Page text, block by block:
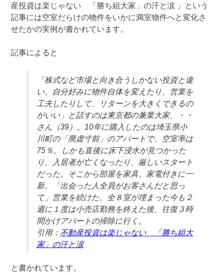
産投資は楽じゃない 「勝ち組大家」の汗と涙 」という
記事には空室だらけの物件をいかに満室物件へと変化さ
せたかの実例が書かれています。
記事によると
「株式など市場と向き合うしかない投資と違
い、自分好みに物件自体を変えたり、営業を
工夫したりして、リターンを大きくできるの
がいい」と話すのは東京都の兼業大家、・・
さん（39）。10年に購入したのは埼玉県小
川町の「廃虚寸前」のアパートで、空室率は
75％。しかも直後に床下浸水が見つかった
り、入居者が亡くなったり、厳しいスタート
だった。そこから部屋を家具、家電付きに一
新。「出会った人全員がお客さんだと思っ
て」営業を続けた。全８室が埋まった今も２
週に１度は小売店勤務を終えた後、往復３時
間かけアパートの掃除に行く。
引用： 不動産投資は楽じゃない 「勝ち組大
家」の汗と涙
と書かれています。